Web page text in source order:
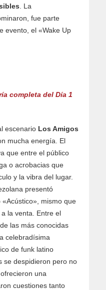
. La
fue parte
evento, el «Wake Up
completa del Día 1
escenario Los Amigos
mucha energía. El
que entre el público
o acrobacias que
y la vibra del lugar.
presentó
mismo que
la venta. Entre el
las más conocidas
celebradísima
de funk latino
se despidieron pero no
una
cuestiones tanto